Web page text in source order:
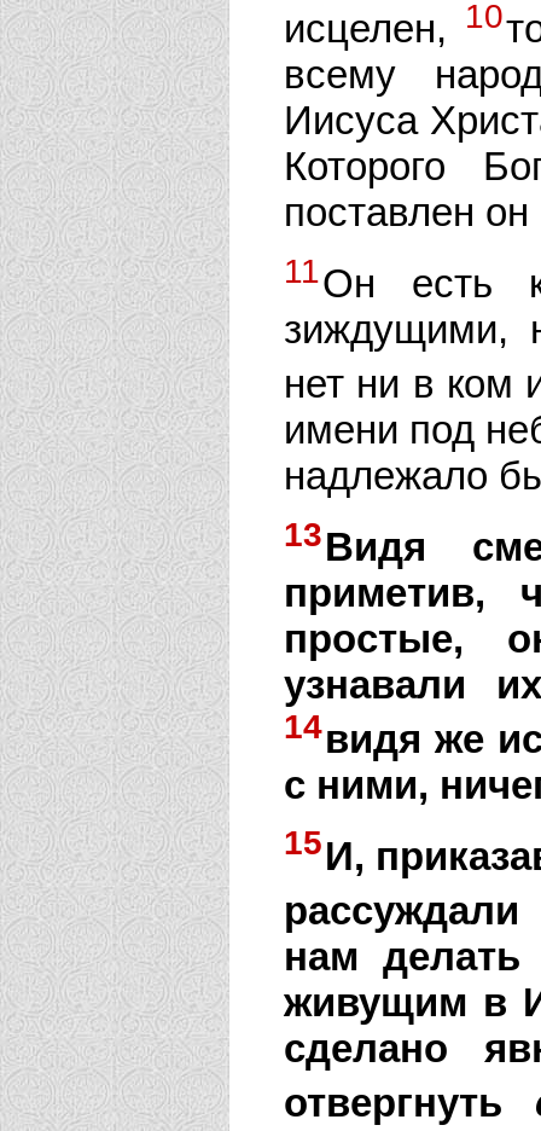
исцелен,
10
всему
Иисуса
Которого
поставлен
11Он есть
зиждущими,
нет ни в ком
имени под
надлежало
13Видя
приметив,
простые,
узнавали
14видя же
с ними,
15И,
нам
живущим в
сделано
отвергнуть